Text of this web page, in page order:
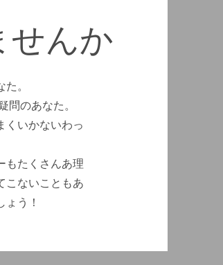
せんか
。
問のあなた。
くいかないわっ
もたくさんあ理
こないこともあ
う！